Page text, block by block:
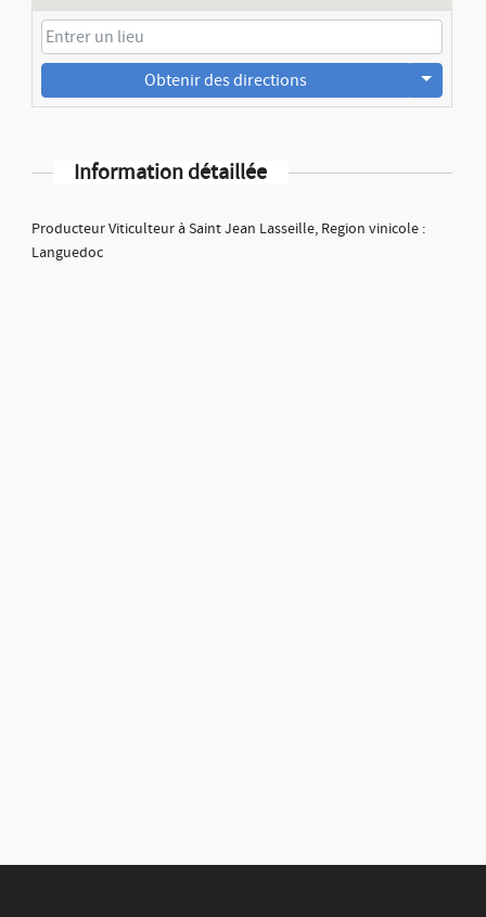
Obtenir des directions
Information détaillée
Producteur Viticulteur à Saint Jean Lasseille, Region vinicole :
Languedoc